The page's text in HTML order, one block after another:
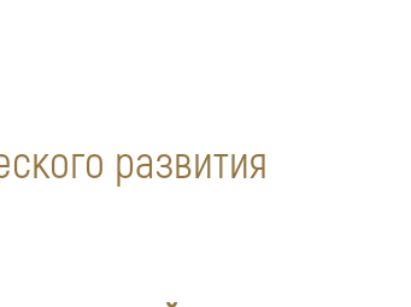
развития